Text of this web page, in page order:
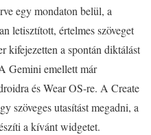
egy mondaton belül, a
letisztított, értelmes szöveget
kifejezetten a spontán diktálást
Gemini emellett már
és Wear OS-re. A Create
szöveges utasítást megadni, a
a kívánt widgetet.